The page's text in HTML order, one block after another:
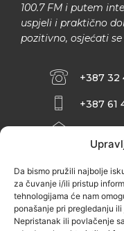
Da bismo pružili najbolje
za čuvanje i/ili pristup
tehnologijama će nam
ponašanje pri pregledanju
Nepristanak ili povlačenje
100.7 FM i putem
uspjeli i praktično
pozitivno, osjećati
+387
+387 61